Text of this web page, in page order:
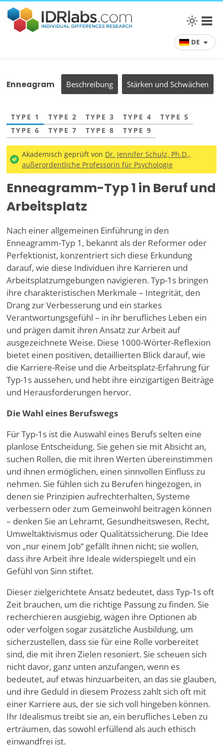
DE
Enneagram Beschreibung Stärken und Schwächen
TYPE 1 TYPE 2 TYPE 3 TYPE 4
TYPE 5
TYPE 6
TYPE 7 TYPE 8 TYPE 9
Akademisch geprüft von Dr. Jennifer Schulz, Ph.D.,
außerordentliche Professorin für Psychologie
Enneagramm-Typ 1 in Beruf und
Arbeitsplatz
Nach einer allgemeinen Einführung in den
Enneagramm-Typ 1, bekannt als der Reformer oder
Perfektionist, konzentriert sich diese Erkundung
darauf, wie diese Individuen ihre Karrieren und
Arbeitsplatzumgebungen navigieren. Typ-1s bringen
ihre charakteristischen Merkmale – Integrität, den
Drang zur Verbesserung und ein starkes
Verantwortungsgefühl – in ihr berufliches Leben ein
und prägen damit ihren Ansatz zur Arbeit auf
ausgezeichnete Weise. Diese 1000-Wörter-Reflexion
bietet einen positiven, detaillierten Blick darauf, wie
die Karriere-Reise und die Arbeitsplatz-Erfahrung für
Typ-1s aussehen, und hebt ihre einzigartigen Beiträge
und Herausforderungen hervor.
Die Wahl eines Berufswegs
Für Typ-1s ist die Auswahl eines Berufs selten eine
planlose Entscheidung. Sie gehen sie mit Absicht an,
suchen Rollen, die mit ihren Werten übereinstimmen
und ihnen ermöglichen, einen sinnvollen Einfluss zu
nehmen. Sie fühlen sich zu Berufen hingezogen, in
denen sie Prinzipien aufrechterhalten, Systeme
verbessern oder zum Gemeinwohl beitragen können
– denken Sie an Lehramt, Gesundheitswesen, Recht,
Umweltaktivismus oder Qualitätssicherung. Die Idee
von „nur einem Job“ gefällt ihnen nicht; sie wollen,
dass ihre Arbeit ihre Ideale widerspiegelt und ein
Gefühl von Sinn stiftet.
Dieser zielgerichtete Ansatz bedeutet, dass Typ-1s oft
Zeit brauchen, um die richtige Passung zu finden. Sie
recherchieren ausgiebig, wägen ihre Optionen ab
oder verfolgen sogar zusätzliche Ausbildung, um
sicherzustellen, dass sie für eine Rolle vorbereitet
sind, die mit ihren Zielen resoniert. Sie scheuen sich
nicht davor, ganz unten anzufangen, wenn es
bedeutet, auf etwas hinzuarbeiten, an das sie glauben,
und ihre Geduld in diesem Prozess zahlt sich oft mit
einer Karriere aus, der sie sich voll hingeben können.
Ihr Idealismus treibt sie an, ein berufliches Leben zu
erträumen, das sowohl erfüllend als auch ethisch
einwandfrei ist.